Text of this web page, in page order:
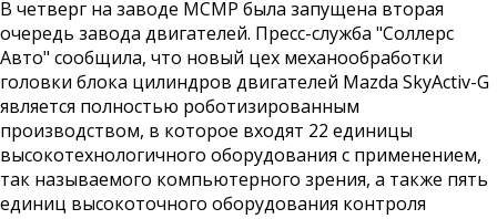
В четверг на заводе MCMP была запущена вторая
очередь завода двигателей. Пресс-служба "Соллерс
Авто" сообщила, что новый цех механообработки
головки блока цилиндров двигателей Mazda SkyActiv-G
является полностью роботизированным
производством, в которое входят 22 единицы
высокотехнологичного оборудования с применением,
так называемого компьютерного зрения, а также пять
единиц высокоточного оборудования контроля